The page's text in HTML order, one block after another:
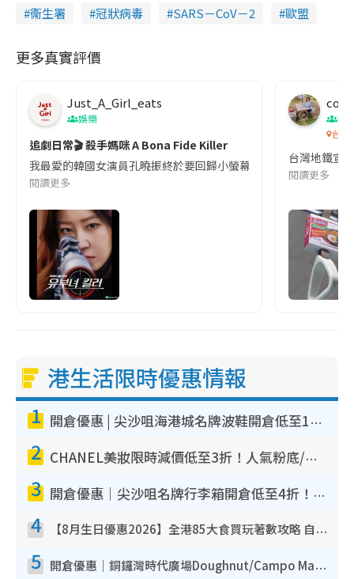
衞生署
冠狀病毒 SARS－CoV－2 歐盟
更多真實評價
Just_A_Girl_eats
娛樂
追劇日常🎬 殺手媽咪 A Bona Fide Killer
我最愛的韓國女演員孔曉振終於要回歸小螢幕啦!這次的劇本改編
閱讀更多
co
吹
台灣
台灣地鐵宣
閱讀更多
港生活限時優惠情報
1 開倉優惠 | 尖沙咀海港城名牌波鞋開倉低至1折！On鞋$899起／Joy&Peace鞋履$98起
2 CHANEL美妝限時減價低至3折！人氣粉底/唇膏/精華液低至$275！COCO香水都有平
3 開倉優惠｜尖沙咀名牌行李箱開倉低至4折！一連5日 American Tourister/ace./Hallmark $200起！
4 【8月生日優惠2026】全港85大食買玩著數攻略 自助餐/火鍋放題同行免費＋誠品/DONKI送現金券
5 開倉優惠｜銅鑼灣時代廣場Doughnut/Campo Marzio開倉低至1折！背囊、書包、手袋劈價$200起